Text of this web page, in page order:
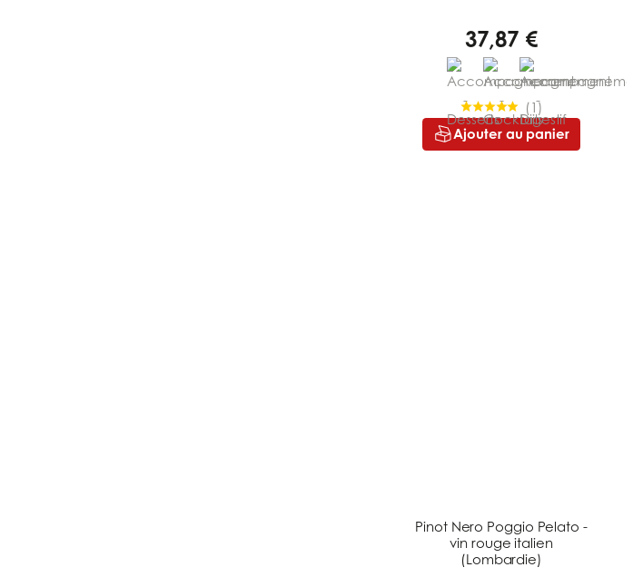
37,87 €
(1)
Ajouter au panier
Pinot Nero Poggio Pelato -
vin rouge italien
(Lombardie)